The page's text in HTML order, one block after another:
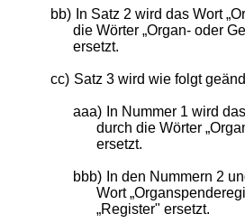
bb)
In Satz 2 wird das Wort
die Wörter „Organ- oder
ersetzt.
cc) Satz 3 wird wie folgt
aaa) In Nummer 1 wird
durch die Wörter
ersetzt.
bbb) In den Nummern 2
Wort
„Register" ersetzt.